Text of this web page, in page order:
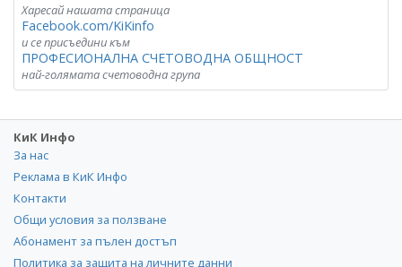
Харесай нашата страница
Facebook.com/KiKinfo
и се присъедини към
ПРОФЕСИОНАЛНА СЧЕТОВОДНА ОБЩНОСТ
най-голямата счетоводна група
КиК Инфо
За нас
Реклама в КиК Инфо
Контакти
Общи условия за ползване
Абонамент за пълен достъп
Политика за защита на личните данни